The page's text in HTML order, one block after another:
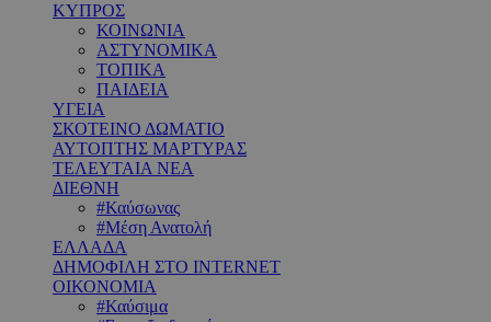
ΚΥΠΡΟΣ
ΚΟΙΝΩΝΙΑ
ΑΣΤΥΝΟΜΙΚΑ
ΤΟΠΙΚΑ
ΠΑΙΔΕΙΑ
ΥΓΕΙΑ
ΣΚΟΤΕΙΝΟ ΔΩΜΑΤΙΟ
ΑΥΤΟΠΤΗΣ ΜΑΡΤΥΡΑΣ
ΤΕΛΕΥΤΑΙΑ ΝΕΑ
ΔΙΕΘΝΗ
#Καύσωνας
#Μέση Ανατολή
ΕΛΛΑΔΑ
ΔΗΜΟΦΙΛΗ ΣΤΟ INTERNET
ΟΙΚΟΝΟΜΙΑ
#Καύσιμα